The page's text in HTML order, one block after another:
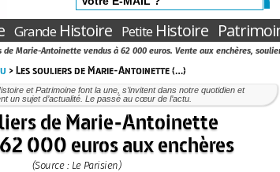
GrandeHistoire PetiteHistoire
de Marie-Antoinette vendus à 62 000 euros. Vente aux enchères,
> Les souliers de Marie-Antoinette (…)
et Patrimoine font la une, s’invitent dans notre quotidien et
un sujet d’actualité. Le passé au cœur de l’actu.
de Marie-Antoinette
000 euros aux enchères
(Source : Le Parisien)